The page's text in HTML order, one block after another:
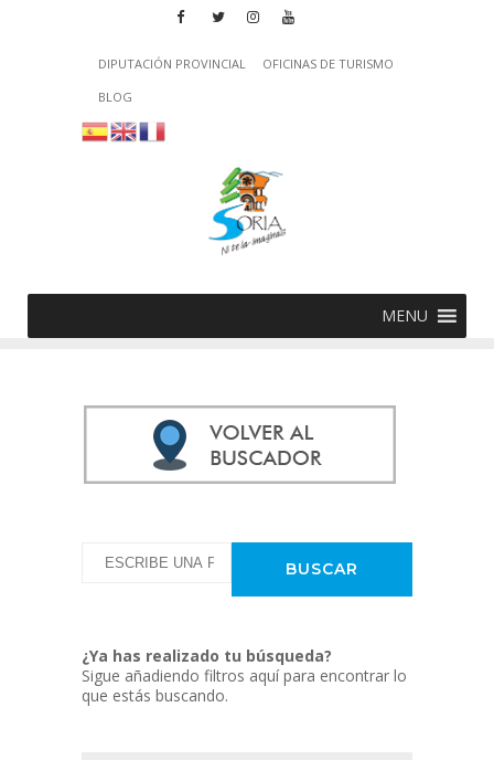
DIPUTACIÓN PROVINCIAL
OFICINAS DE TURISMO
BLOG
MENU
¿Ya has realizado tu búsqueda?
Sigue añadiendo filtros aquí para encontrar lo
que estás buscando.